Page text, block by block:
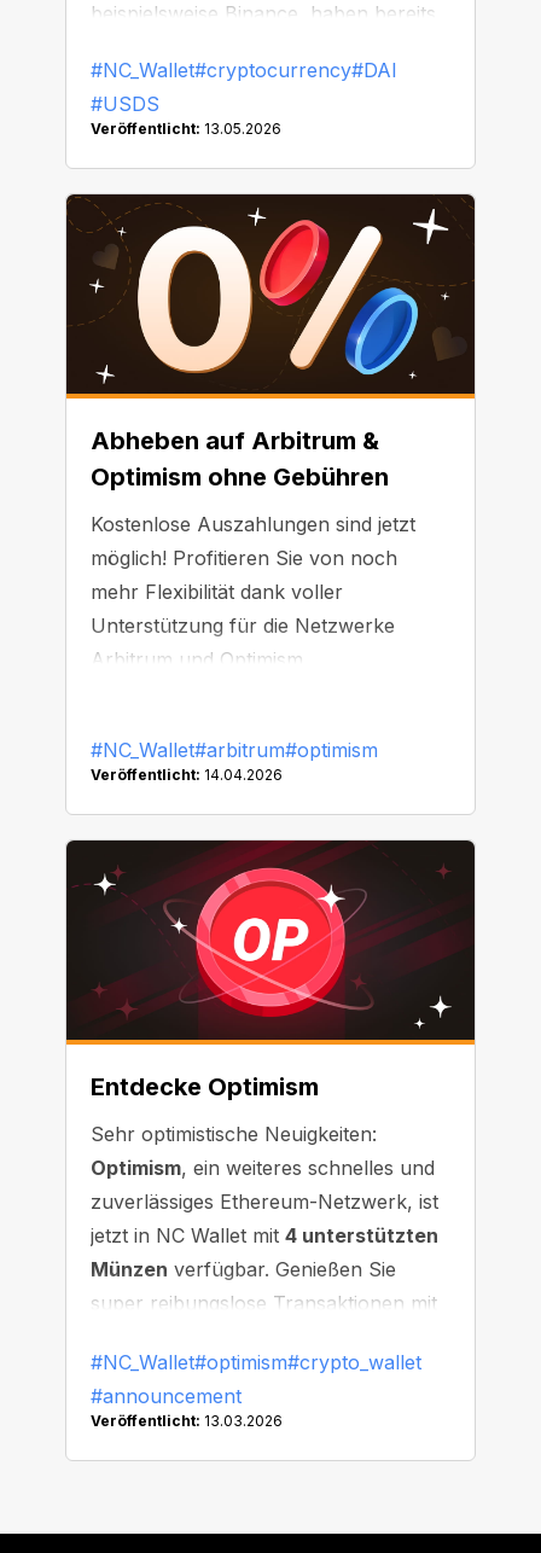
beispielsweise Binance, haben bereits
vom Handel auszusetzen.
#NC_Wallet#cryptocurrency#DAI
#USDS
Veröffentlicht: 13.05.2026
Abheben auf Arbitrum &
Optimism ohne Gebühren
Kostenlose Auszahlungen sind jetzt
möglich! Profitieren Sie von noch
mehr Flexibilität dank voller
Unterstützung für die Netzwerke
Arbitrum und Optimism.
#NC_Wallet#arbitrum#optimism
Veröffentlicht: 14.04.2026
Entdecke Optimism
Sehr optimistische Neuigkeiten:
Optimism, ein weiteres schnelles und
zuverlässiges Ethereum-Netzwerk, ist
jetzt in NC Wallet mit 4 unterstützten
Münzen verfügbar. Genießen Sie
super reibungslose Transaktionen mit
#NC_Wallet#optimism#crypto_wallet
#announcement
Veröffentlicht: 13.03.2026